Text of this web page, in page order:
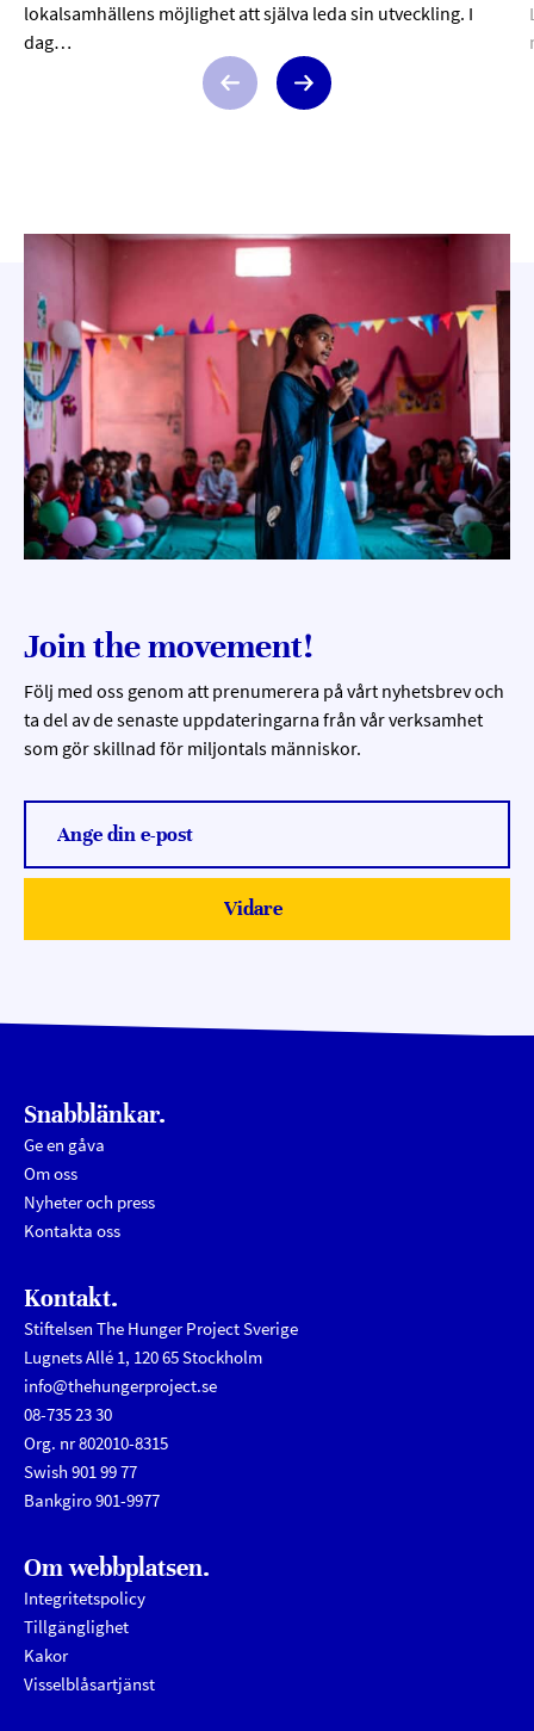
lokalsamhällens möjlighet att själva leda sin utveckling. I
dag…
PreviousNext
Join the movement!
Följ med oss genom att prenumerera på vårt nyhetsbrev och
ta del av de senaste uppdateringarna från vår verksamhet
som gör skillnad för miljontals människor.
Submit
Vidare
Snabblänkar.
Ge en gåva
Om oss
Nyheter och press
Kontakta oss
Kontakt.
Stiftelsen The Hunger Project Sverige
Lugnets Allé 1, 120 65 Stockholm
info@thehungerproject.se
08-735 23 30
Org. nr 802010-8315
Swish 901 99 77
Bankgiro 901-9977
Om webbplatsen.
Integritetspolicy
Tillgänglighet
Kakor
Visselblåsartjänst